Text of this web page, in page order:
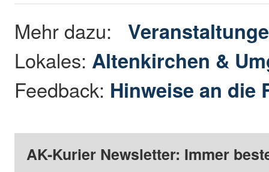
Mehr dazu:
Lokales: Altenkirchen &
Feedback: Hinweise an die
AK-Kurier Newsletter: Immer